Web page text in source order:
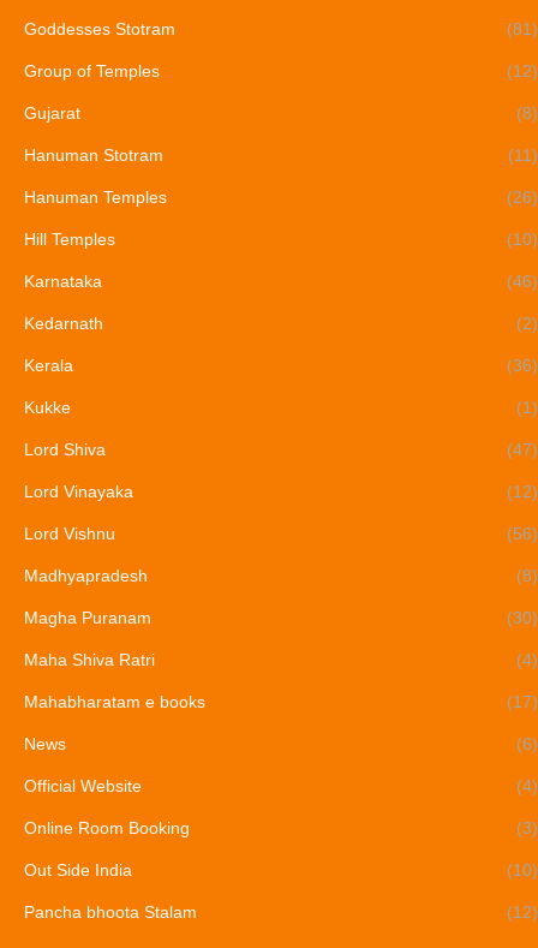
Goddesses Stotram (81)
Group of Temples (12)
Gujarat (8)
Hanuman Stotram (11)
Hanuman Temples (26)
Hill Temples (10)
Karnataka (46)
Kedarnath (2)
Kerala (36)
Kukke (1)
Lord Shiva (47)
Lord Vinayaka (12)
Lord Vishnu (56)
Madhyapradesh (8)
Magha Puranam (30)
Maha Shiva Ratri (4)
Mahabharatam e books (17)
News (6)
Official Website (4)
Online Room Booking (3)
Out Side India (10)
Pancha bhoota Stalam (12)